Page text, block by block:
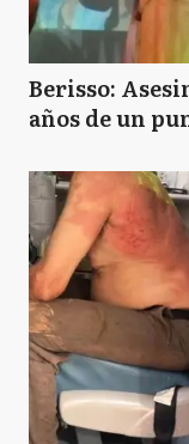
Berisso:
años de un